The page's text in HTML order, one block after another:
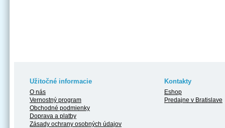
Užitočné informacie Kontakty
O nás
Vernostný program
Obchodné podmienky
Doprava a platby
Zásady ochrany osobných údajov
Eshop
Predajne v Bratislave